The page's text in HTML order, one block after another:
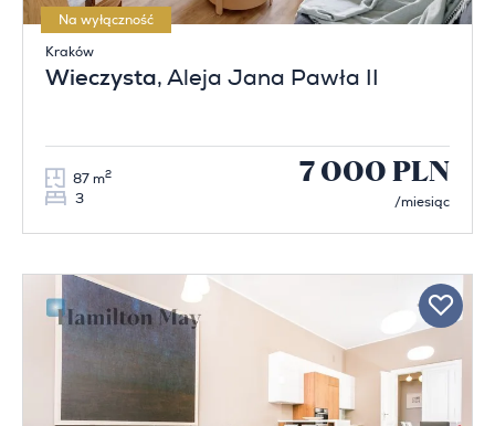
Na wyłączność
Kraków
Wieczysta, Aleja Jana Pawła II
87 m2
3
7 000 PLN
/miesiąc